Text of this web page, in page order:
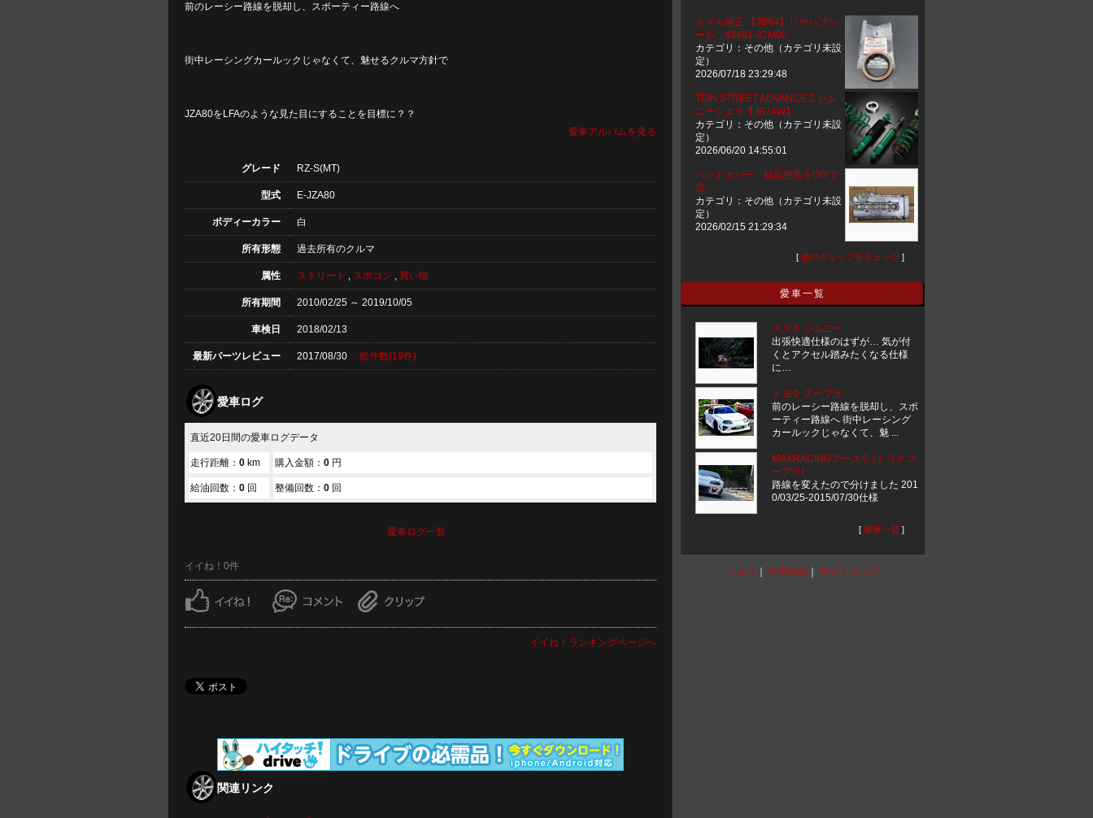
前のレーシー路線を脱却し、スポーティー路線へ
街中レーシングカールックじゃなくて、魅せるクルマ方針で
JZA80をLFAのような見た目にすることを目標に？？
愛車アルバムを見る
グレード RZ-S(MT)
型式 E-JZA80
ボディーカラー 白
所有形態 過去所有のクルマ
属性 ストリート , スポコン , 買い物
所有期間 2010/02/25 ～ 2019/10/05
車検日 2018/02/13
最新パーツレビュー 2017/08/30 総件数(19件)
愛車ログ
直近20日間の愛車ログデータ
走行距離： 0 km 購入金額： 0 円
給油回数： 0 回 整備回数： 0 回
愛車ログ一覧
イイね！0件
イイね！ランキングページへ
関連リンク
スズキ純正 【JB64】リヤハブシ
ール 43491-82M00
カテゴリ：その他（カテゴリ未設
定）
2026/07/18 23:29:48
TEIN STREET ADVANCE Z ジム
ニーシエラ【JB74W】
カテゴリ：その他（カテゴリ未設
定）
2026/06/20 14:55:01
ヘッドカバー 結晶塗装をDIYで
③
カテゴリ：その他（カテゴリ未設
定）
2026/02/15 21:29:34
[ 他のクリップをチェック ]
愛車一覧
スズキ ジムニー
出張快適仕様のはずが… 気が付
くとアクセル踏みたくなる仕様
に…
トヨタ スープラ
前のレーシー路線を脱却し、スポ
ーティー路線へ 街中レーシング
カールックじゃなくて、魅 ...
MAXRACINGプースラ (トヨタ ス
ープラ)
路線を変えたので分けました 201
0/03/25-2015/07/30仕様
[ 愛車一覧 ]
ヘルプ｜ 利用規約 サイトマップ